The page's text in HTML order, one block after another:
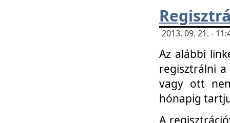
2013. 09. 21. -
Az alábbi
regisztrálni
vagy ott
hónapig
A